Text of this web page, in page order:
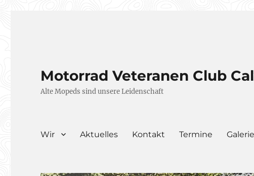
Motorrad Veteranen Club
Alte Mopeds sind unsere Leidenschaft
Wir Aktuelles Kontakt Termine Galerie